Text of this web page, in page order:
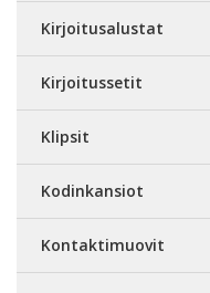
Kirjoitusalustat
Kirjoitussetit
Klipsit
Kodinkansiot
Kontaktimuovit